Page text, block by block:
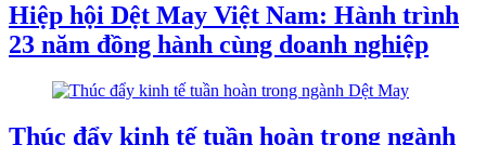
Hiệp hội Dệt May Việt Nam: Hành trình
23 năm đồng hành cùng doanh nghiệp
Thúc đẩy kinh tế tuần hoàn trong ngành